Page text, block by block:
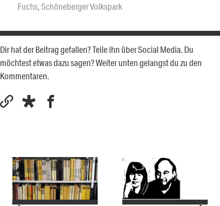
Fuchs,Schöneberger Volkspark
Dir hat der Beitrag gefallen? Teile ihn über Social Media. Du
möchtest etwas dazu sagen? Weiter unten gelangst du zu den
Kommentaren.